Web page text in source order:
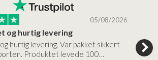
05/08/2026
og hurtig levering
hurtig levering. Var pakket sikkert
Produktet levede 100…